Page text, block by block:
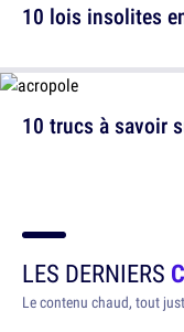
10 trucs à savoir
10 lois insolites
LES DERNIERS
Le contenu chaud, tout